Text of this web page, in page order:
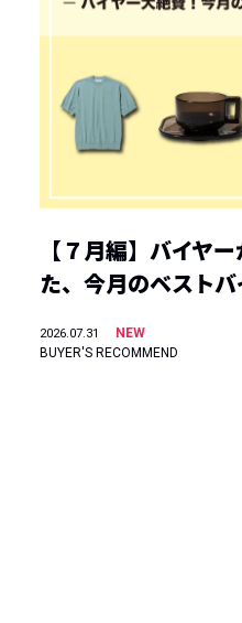
【７月編】バイヤ
た、今月のベストバ
2026.07.31
NEW
BUYER'S RECOMMEND